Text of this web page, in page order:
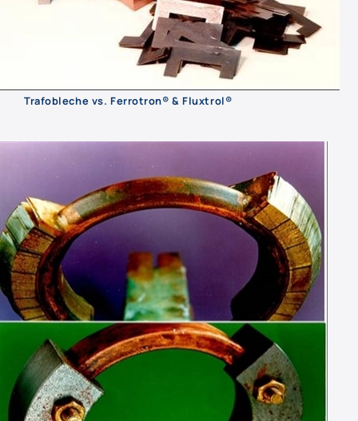
Trafobleche vs. Ferrotron® & Fluxtrol®